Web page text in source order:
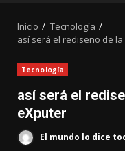
Inicio
Tecnología
así será el rediseño de
Tecnología
así será el
eXputer
El mundo lo dice